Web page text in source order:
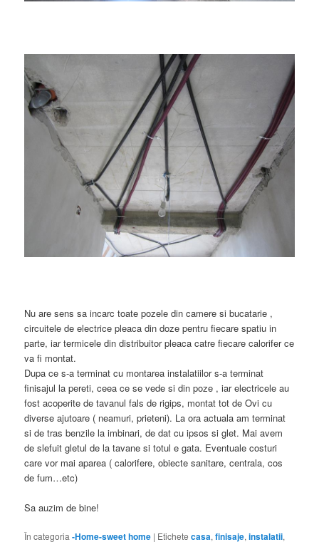
Nu are sens sa incarc toate pozele din camere si bucatarie ,
circuitele de electrice pleaca din doze pentru fiecare spatiu in
parte, iar termicele din distribuitor pleaca catre fiecare calorifer ce
va fi montat.
Dupa ce s-a terminat cu montarea instalatiilor s-a terminat
finisajul la pereti, ceea ce se vede si din poze , iar electricele au
fost acoperite de tavanul fals de rigips, montat tot de Ovi cu
diverse ajutoare ( neamuri, prieteni). La ora actuala am terminat
si de tras benzile la imbinari, de dat cu ipsos si glet. Mai avem
de slefuit gletul de la tavane si totul e gata. Eventuale costuri
care vor mai aparea ( calorifere, obiecte sanitare, centrala, cos
de fum…etc)
Sa auzim de bine!
În categoria -Home-sweet home | Etichete casa,finisaje,instalatii,